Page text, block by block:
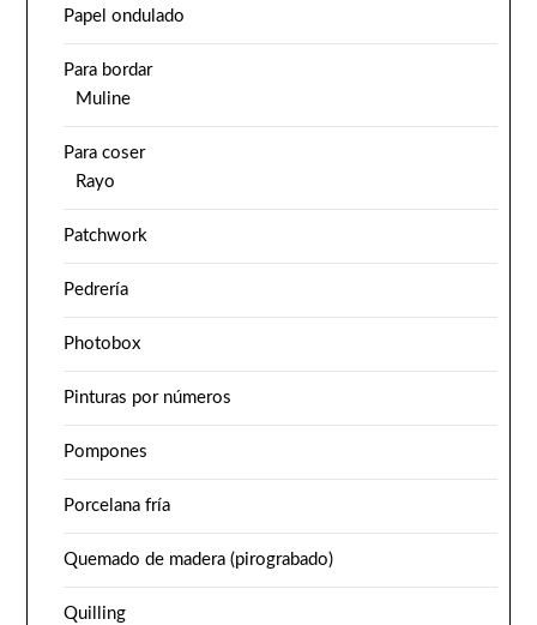
Papel ondulado
Para bordar
Muline
Para coser
Rayo
Patchwork
Pedrería
Photobox
Pinturas por números
Pompones
Porcelana fría
Quemado de madera (pirograbado)
Quilling